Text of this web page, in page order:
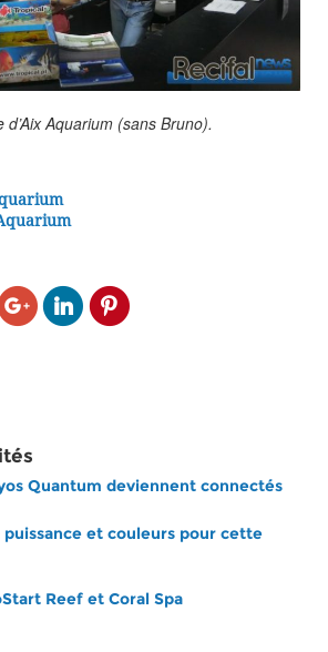
d’Aix Aquarium (sans Bruno).
Quantum deviennent connectés
puissance et couleurs pour cette
Reef et Coral Spa